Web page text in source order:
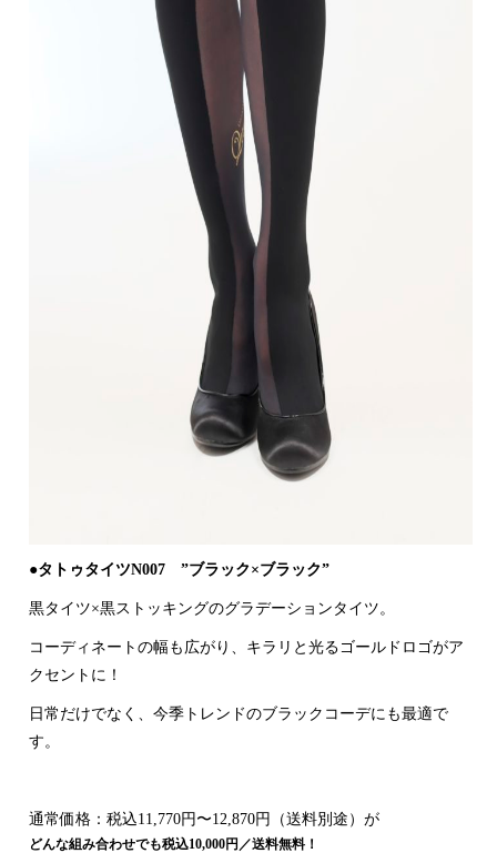
●タトゥタイツN007 ”ブラック×ブラック”
黒タイツ×黒ストッキングのグラデーションタイツ。
コーディネートの幅も広がり、キラリと光るゴールドロゴがア
クセントに！
日常だけでなく、今季トレンドのブラックコーデにも最適で
す。
通常価格：税込11,770円〜12,870円（送料別途）が
どんな組み合わせでも税込10,000円／送料無料！